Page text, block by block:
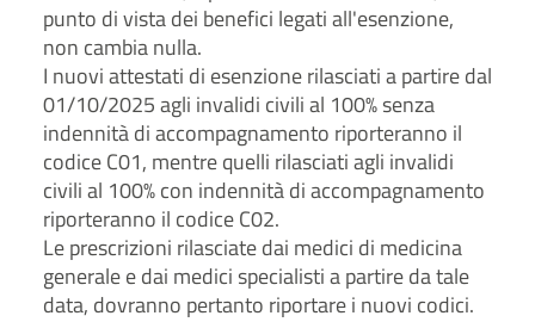
punto di vista dei benefici legati all'esenzione,
non cambia nulla.
I nuovi attestati di esenzione rilasciati a partire dal
01/10/2025 agli invalidi civili al 100% senza
indennità di accompagnamento riporteranno il
codice C01, mentre quelli rilasciati agli invalidi
civili al 100% con indennità di accompagnamento
riporteranno il codice C02.
Le prescrizioni rilasciate dai medici di medicina
generale e dai medici specialisti a partire da tale
data, dovranno pertanto riportare i nuovi codici.